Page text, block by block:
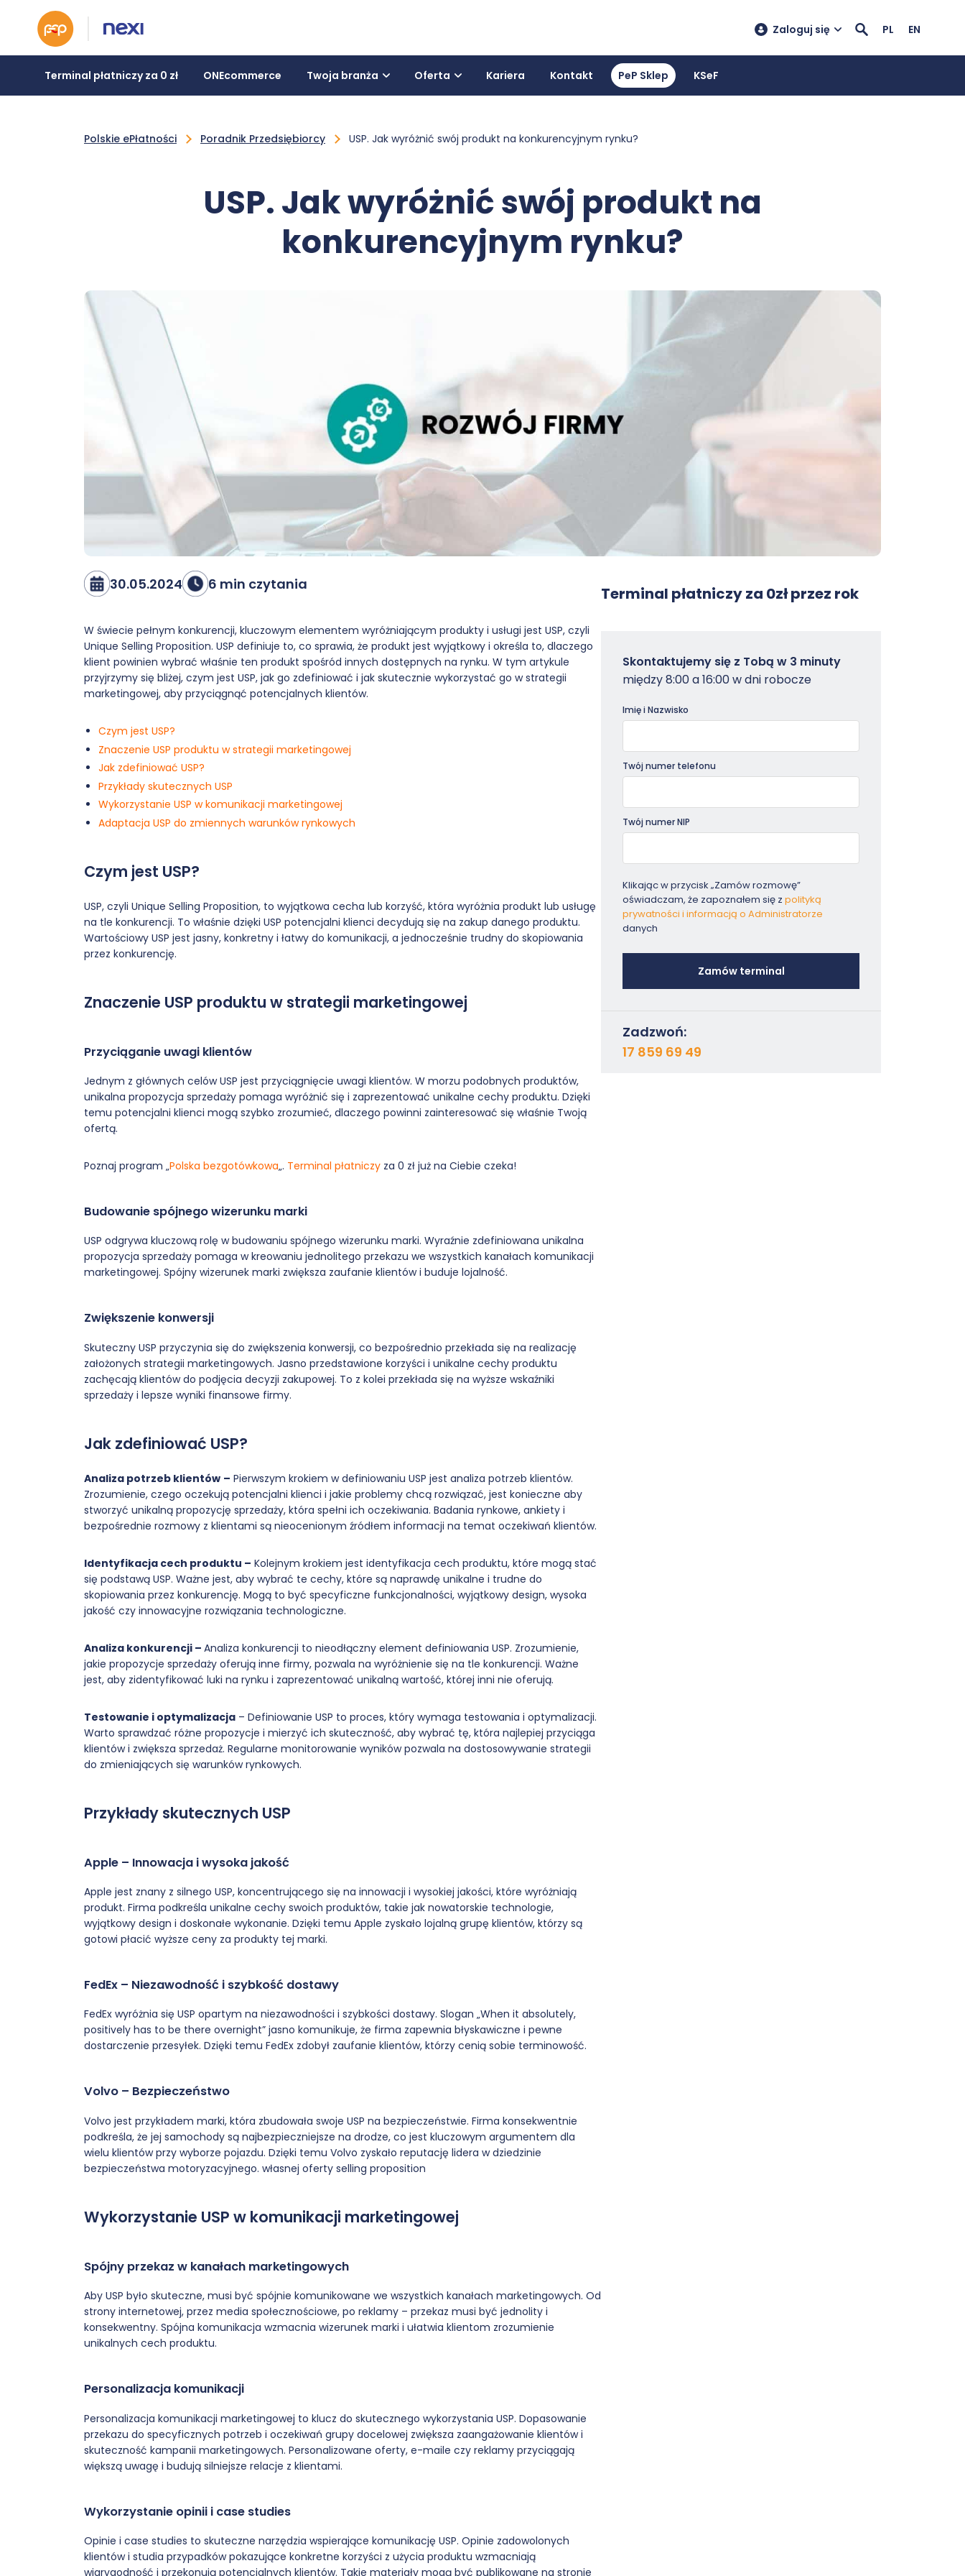
Zaloguj się PL EN
Terminal płatniczy za 0 zł ONEcommerce Twoja branża Oferta Kariera Kontakt PeP Sklep KSeF
Polskie ePłatności Poradnik Przedsiębiorcy USP. Jak wyróżnić swój produkt na konkurencyjnym rynku?
USP. Jak wyróżnić swój produkt na
konkurencyjnym rynku?
30.05.2024 6 min czytania
W świecie pełnym konkurencji, kluczowym elementem wyróżniającym produkty i usługi jest USP, czyli
Unique Selling Proposition. USP definiuje to, co sprawia, że produkt jest wyjątkowy i określa to, dlaczego
klient powinien wybrać właśnie ten produkt spośród innych dostępnych na rynku. W tym artykule
przyjrzymy się bliżej, czym jest USP, jak go zdefiniować i jak skutecznie wykorzystać go w strategii
marketingowej, aby przyciągnąć potencjalnych klientów.
Czym jest USP?
Znaczenie USP produktu w strategii marketingowej
Jak zdefiniować USP?
Przykłady skutecznych USP
Wykorzystanie USP w komunikacji marketingowej
Adaptacja USP do zmiennych warunków rynkowych
Czym jest USP?
USP, czyli Unique Selling Proposition, to wyjątkowa cecha lub korzyść, która wyróżnia produkt lub usługę
na tle konkurencji. To właśnie dzięki USP potencjalni klienci decydują się na zakup danego produktu.
Wartościowy USP jest jasny, konkretny i łatwy do komunikacji, a jednocześnie trudny do skopiowania
przez konkurencję.
Znaczenie USP produktu w strategii marketingowej
Przyciąganie uwagi klientów
Jednym z głównych celów USP jest przyciągnięcie uwagi klientów. W morzu podobnych produktów,
unikalna propozycja sprzedaży pomaga wyróżnić się i zaprezentować unikalne cechy produktu. Dzięki
temu potencjalni klienci mogą szybko zrozumieć, dlaczego powinni zainteresować się właśnie Twoją
ofertą.
Poznaj program „Polska bezgotówkowa„. Terminal płatniczy za 0 zł już na Ciebie czeka!
Budowanie spójnego wizerunku marki
USP odgrywa kluczową rolę w budowaniu spójnego wizerunku marki. Wyraźnie zdefiniowana unikalna
propozycja sprzedaży pomaga w kreowaniu jednolitego przekazu we wszystkich kanałach komunikacji
marketingowej. Spójny wizerunek marki zwiększa zaufanie klientów i buduje lojalność.
Zwiększenie konwersji
Skuteczny USP przyczynia się do zwiększenia konwersji, co bezpośrednio przekłada się na realizację
założonych strategii marketingowych. Jasno przedstawione korzyści i unikalne cechy produktu
zachęcają klientów do podjęcia decyzji zakupowej. To z kolei przekłada się na wyższe wskaźniki
sprzedaży i lepsze wyniki finansowe firmy.
Jak zdefiniować USP?
Analiza potrzeb klientów – Pierwszym krokiem w definiowaniu USP jest analiza potrzeb klientów.
Zrozumienie, czego oczekują potencjalni klienci i jakie problemy chcą rozwiązać, jest konieczne aby
stworzyć unikalną propozycję sprzedaży, która spełni ich oczekiwania. Badania rynkowe, ankiety i
bezpośrednie rozmowy z klientami są nieocenionym źródłem informacji na temat oczekiwań klientów.
Identyfikacja cech produktu – Kolejnym krokiem jest identyfikacja cech produktu, które mogą stać
się podstawą USP. Ważne jest, aby wybrać te cechy, które są naprawdę unikalne i trudne do
skopiowania przez konkurencję. Mogą to być specyficzne funkcjonalności, wyjątkowy design, wysoka
jakość czy innowacyjne rozwiązania technologiczne.
Analiza konkurencji – Analiza konkurencji to nieodłączny element definiowania USP. Zrozumienie,
jakie propozycje sprzedaży oferują inne firmy, pozwala na wyróżnienie się na tle konkurencji. Ważne
jest, aby zidentyfikować luki na rynku i zaprezentować unikalną wartość, której inni nie oferują.
Testowanie i optymalizacja – Definiowanie USP to proces, który wymaga testowania i optymalizacji.
Warto sprawdzać różne propozycje i mierzyć ich skuteczność, aby wybrać tę, która najlepiej przyciąga
klientów i zwiększa sprzedaż. Regularne monitorowanie wyników pozwala na dostosowywanie strategii
do zmieniających się warunków rynkowych.
Przykłady skutecznych USP
Apple – Innowacja i wysoka jakość
Apple jest znany z silnego USP, koncentrującego się na innowacji i wysokiej jakości, które wyróżniają
produkt. Firma podkreśla unikalne cechy swoich produktów, takie jak nowatorskie technologie,
wyjątkowy design i doskonałe wykonanie. Dzięki temu Apple zyskało lojalną grupę klientów, którzy są
gotowi płacić wyższe ceny za produkty tej marki.
FedEx – Niezawodność i szybkość dostawy
FedEx wyróżnia się USP opartym na niezawodności i szybkości dostawy. Slogan „When it absolutely,
positively has to be there overnight” jasno komunikuje, że firma zapewnia błyskawiczne i pewne
dostarczenie przesyłek. Dzięki temu FedEx zdobył zaufanie klientów, którzy cenią sobie terminowość.
Volvo – Bezpieczeństwo
Volvo jest przykładem marki, która zbudowała swoje USP na bezpieczeństwie. Firma konsekwentnie
podkreśla, że jej samochody są najbezpieczniejsze na drodze, co jest kluczowym argumentem dla
wielu klientów przy wyborze pojazdu. Dzięki temu Volvo zyskało reputację lidera w dziedzinie
bezpieczeństwa motoryzacyjnego. własnej oferty selling proposition
Wykorzystanie USP w komunikacji marketingowej
Spójny przekaz w kanałach marketingowych
Aby USP było skuteczne, musi być spójnie komunikowane we wszystkich kanałach marketingowych. Od
strony internetowej, przez media społecznościowe, po reklamy – przekaz musi być jednolity i
konsekwentny. Spójna komunikacja wzmacnia wizerunek marki i ułatwia klientom zrozumienie
unikalnych cech produktu.
Personalizacja komunikacji
Personalizacja komunikacji marketingowej to klucz do skutecznego wykorzystania USP. Dopasowanie
przekazu do specyficznych potrzeb i oczekiwań grupy docelowej zwiększa zaangażowanie klientów i
skuteczność kampanii marketingowych. Personalizowane oferty, e-maile czy reklamy przyciągają
większą uwagę i budują silniejsze relacje z klientami.
Wykorzystanie opinii i case studies
Opinie i case studies to skuteczne narzędzia wspierające komunikację USP. Opinie zadowolonych
klientów i studia przypadków pokazujące konkretne korzyści z użycia produktu wzmacniają
wiarygodność i przekonują potencjalnych klientów. Takie materiały mogą być publikowane na stronie
Terminal płatniczy za 0zł przez rok
Zamowterminal
-
Skontaktujemy się z Tobą w 3 minuty
między 8:00 a 16:00 w dni robocze
Imię i Nazwisko
Twój numer telefonu
Twój numer NIP
Klikając w przycisk „Zamów rozmowę”
oświadczam, że zapoznałem się z polityką
prywatności i informacją o Administratorze
danych
Zamów terminal
Zadzwoń:
17 859 69 49